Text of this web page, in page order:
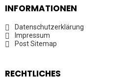
INFORMATIONEN
Datenschutzerklärung
Impressum
Post Sitemap
RECHTLICHES